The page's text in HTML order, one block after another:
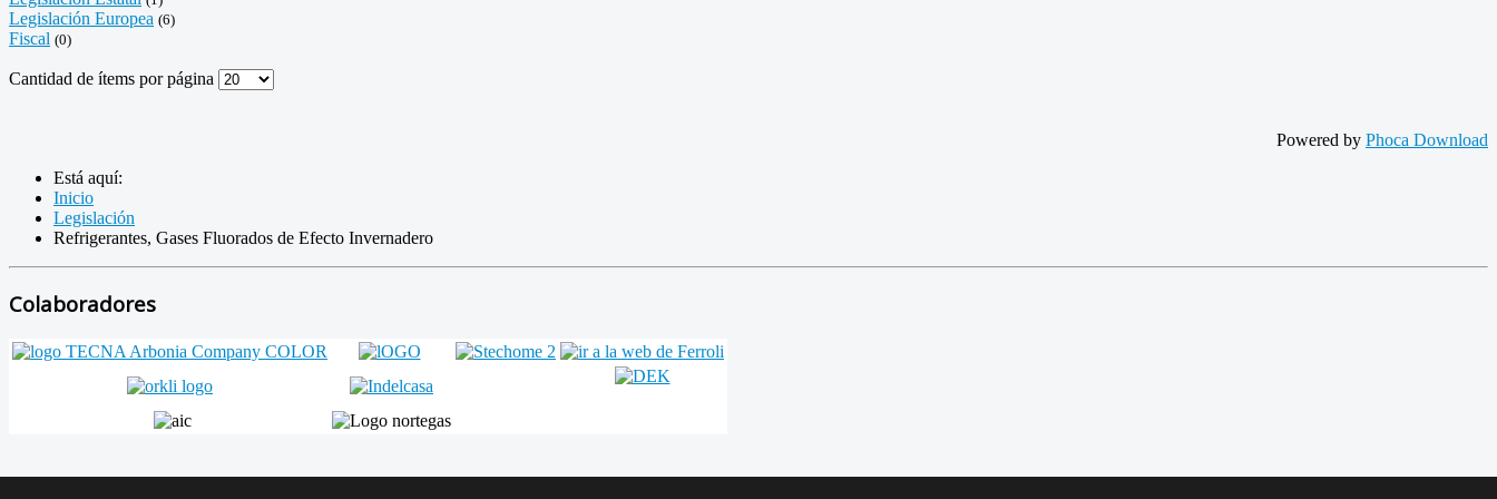
Legislación Europea (6)
Fiscal (0)
Cantidad de ítems por página
Powered by Phoca Download
Está aquí:
Inicio
Legislación
Refrigerantes, Gases Fluorados de Efecto Invernadero
Colaboradores